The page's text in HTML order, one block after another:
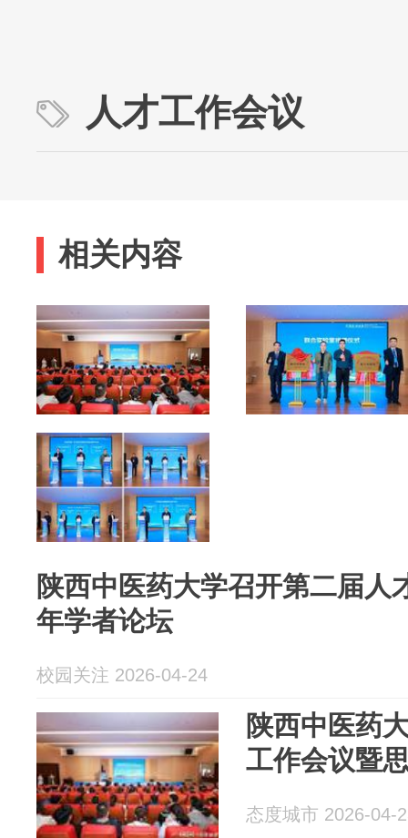
人才工作会议
相关内容
陕西中医药大学召开第二届人
年学者论坛
校园关注 2026-04-24
陕西中医药
工作会议暨
态度城市 2026-04-